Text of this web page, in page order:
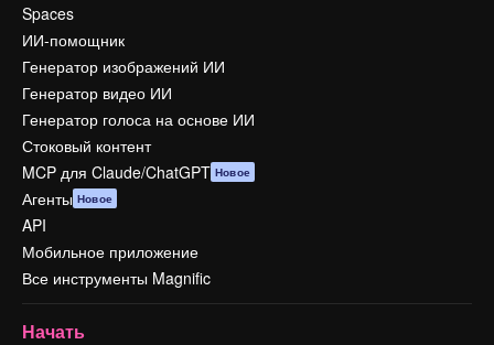
Spaces
ИИ-помощник
Генератор изображений ИИ
Генератор видео ИИ
Генератор голоса на основе ИИ
Стоковый контент
MCP для Claude/ChatGPT Новое
Агенты Новое
API
Мобильное приложение
Все инструменты Magnific
Начать